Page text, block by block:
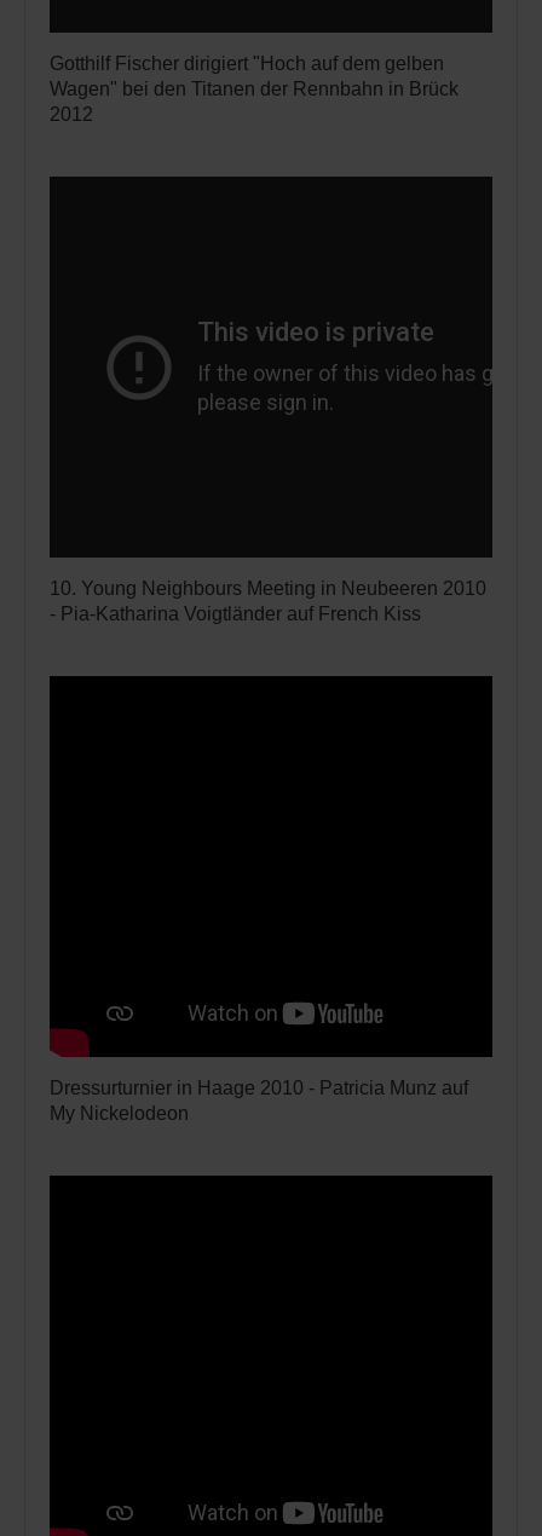
Gotthilf Fischer dirigiert "Hoch auf dem gelben
Wagen" bei den Titanen der Rennbahn in Brück
2012
10. Young Neighbours Meeting in Neubeeren 2010
- Pia-Katharina Voigtländer auf French Kiss
Dressurturnier in Haage 2010 - Patricia Munz auf
My Nickelodeon